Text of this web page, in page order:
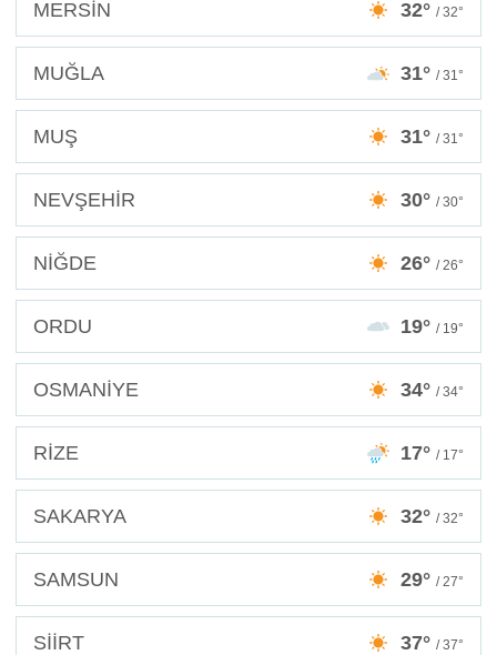
MERSİN 32° / 32°
MUĞLA 31° / 31°
MUŞ 31° / 31°
NEVŞEHİR 30° / 30°
NİĞDE 26° / 26°
ORDU 19° / 19°
OSMANİYE 34° / 34°
RİZE 17° / 17°
SAKARYA 32° / 32°
SAMSUN 29° / 27°
SİİRT 37° / 37°